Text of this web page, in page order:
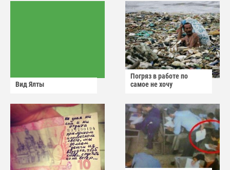
Вид Ялты
Погряз в работе по
самое не хочу